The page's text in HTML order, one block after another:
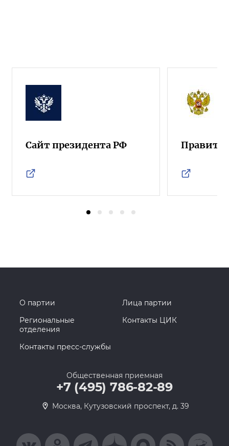
Сайт президента РФ
О партии
Лица партии
Региональные
отделения
Контакты ЦИК
Контакты пресс-службы
Общественная приемная
+7 (495) 786-82-89
Москва, Кутузовский проспект, д. 39